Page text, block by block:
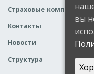
Страховые компании
Контакты
Новости
Структура
вы